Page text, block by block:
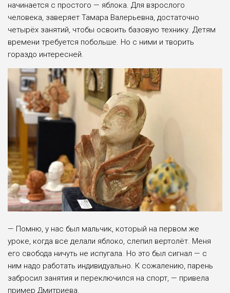
начинается с простого — яблока. Для взрослого
человека, заверяет Тамара Валерьев­на, достаточно
четырёх занятий, чтобы освоить базо­вую технику. Детям
времени требуется побольше. Но с ними и творить
гораздо интересней.
— Помню, у нас был мальчик, который на первом же
уроке, когда все делали яблоко, слепил вертолёт. Меня
его свобода ничуть не испугала. Но это был сигнал — с
ним надо работать индивидуально. К сожалению, парень
забросил занятия и переключился на спорт, — привела
пример Дмитриева.